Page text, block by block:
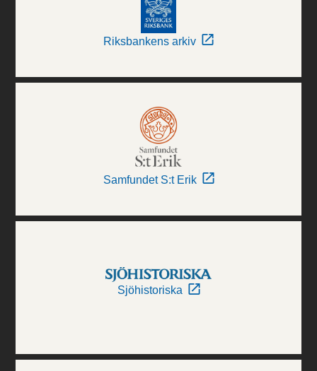
Riksbankens arkiv
Samfundet S:t Erik
Sjöhistoriska